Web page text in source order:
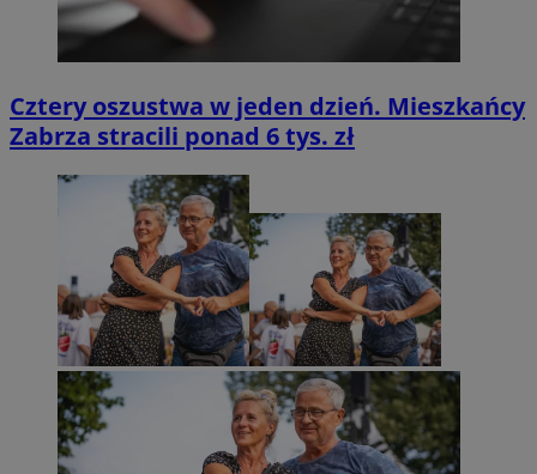
Cztery oszustwa w jeden dzień. Mieszkańcy
Zabrza stracili ponad 6 tys. zł